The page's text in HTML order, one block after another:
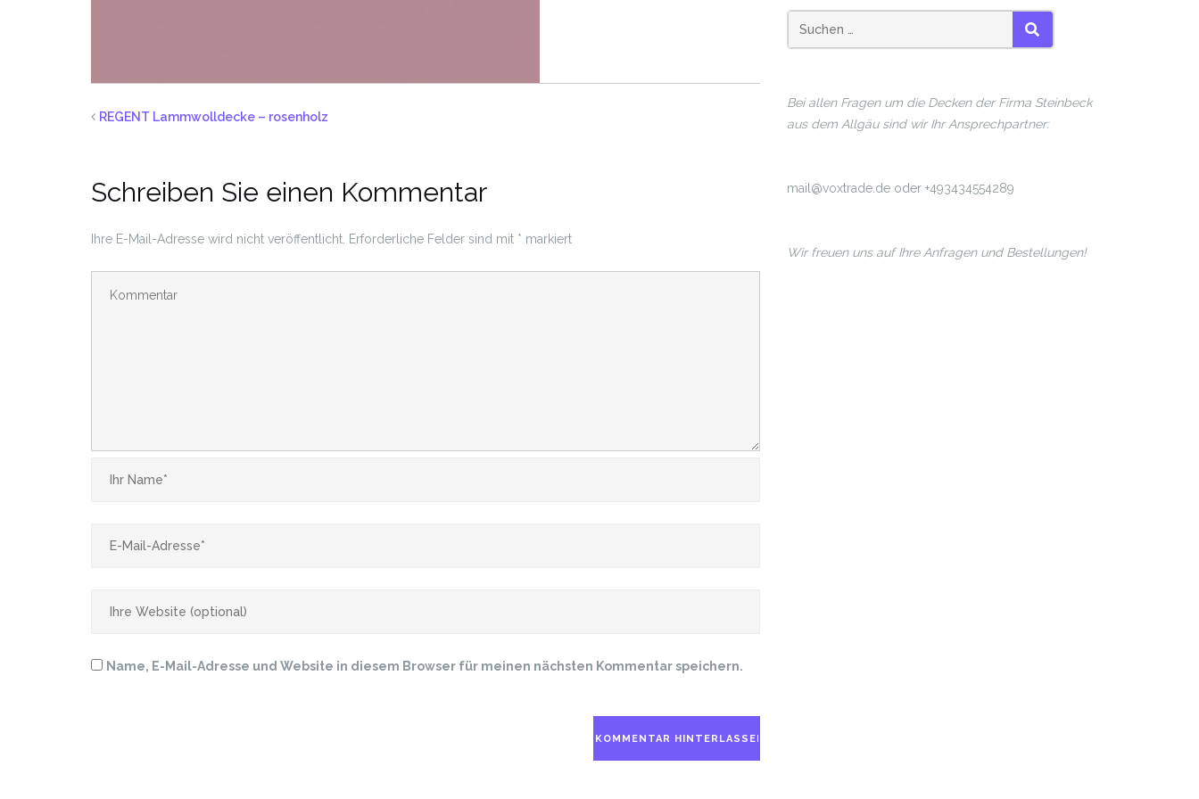
REGENT Lammwolldecke – rosenholz
Schreiben Sie einen Kommentar
Ihre E-Mail-Adresse wird nicht veröffentlicht. Erforderliche Felder sind mit * markiert
Name, E-Mail-Adresse und Website in diesem Browser für meinen nächsten Kommentar speichern.
SUCHEN
Bei allen Fragen um die Decken der Firma Steinbeck
aus dem Allgäu sind wir Ihr Ansprechpartner:
mail@voxtrade.de oder +493434554289
Wir freuen uns auf Ihre Anfragen und Bestellungen!